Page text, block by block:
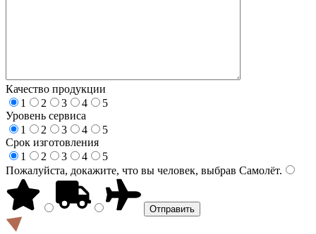
Качество продукции
1
2 3 4
5
Уровень сервиса
1
2 3 4
5
Срок изготовления
1
2 3 4
5
Пожалуйста, докажите, что вы человек, выбрав Самолёт.